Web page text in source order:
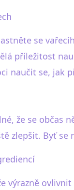
se
příležitost
naučit se, jak
že se občas
zlepšit. Byť
výrazně